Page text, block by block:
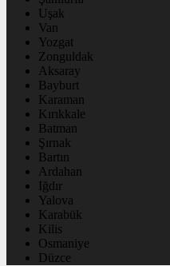
Uşak
Van
Yozgat
Zonguldak
Aksaray
Bayburt
Karaman
Kırıkkale
Batman
Şırnak
Bartın
Ardahan
Iğdır
Yalova
Karabük
Kilis
Osmaniye
Düzce